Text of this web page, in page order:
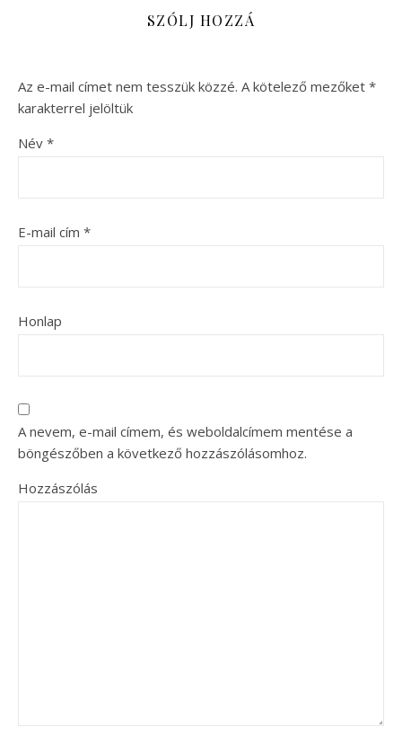
SZÓLJ HOZZÁ
Az e-mail címet nem tesszük közzé. A kötelező mezőket *
karakterrel jelöltük
Név *
E-mail cím *
Honlap
A nevem, e-mail címem, és weboldalcímem mentése a
böngészőben a következő hozzászólásomhoz.
Hozzászólás